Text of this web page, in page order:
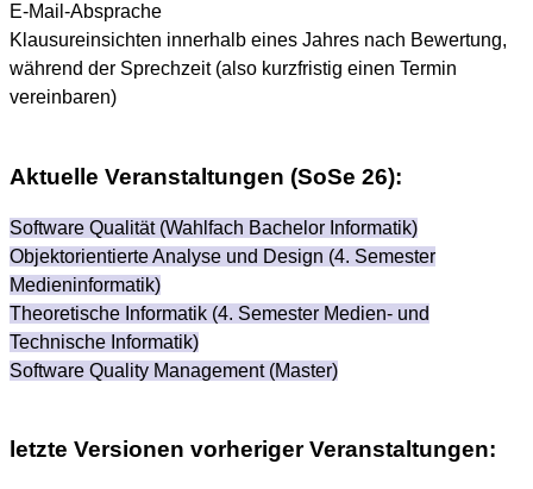
E-Mail-Absprache
Klausureinsichten innerhalb eines Jahres nach Bewertung,
während der Sprechzeit (also kurzfristig einen Termin
vereinbaren)
Aktuelle Veranstaltungen (SoSe 26):
Software Qualität (Wahlfach Bachelor Informatik)
Objektorientierte Analyse und Design (4. Semester
Medieninformatik)
Theoretische Informatik (4. Semester Medien- und
Technische Informatik)
Software Quality Management (Master)
letzte Versionen vorheriger Veranstaltungen: